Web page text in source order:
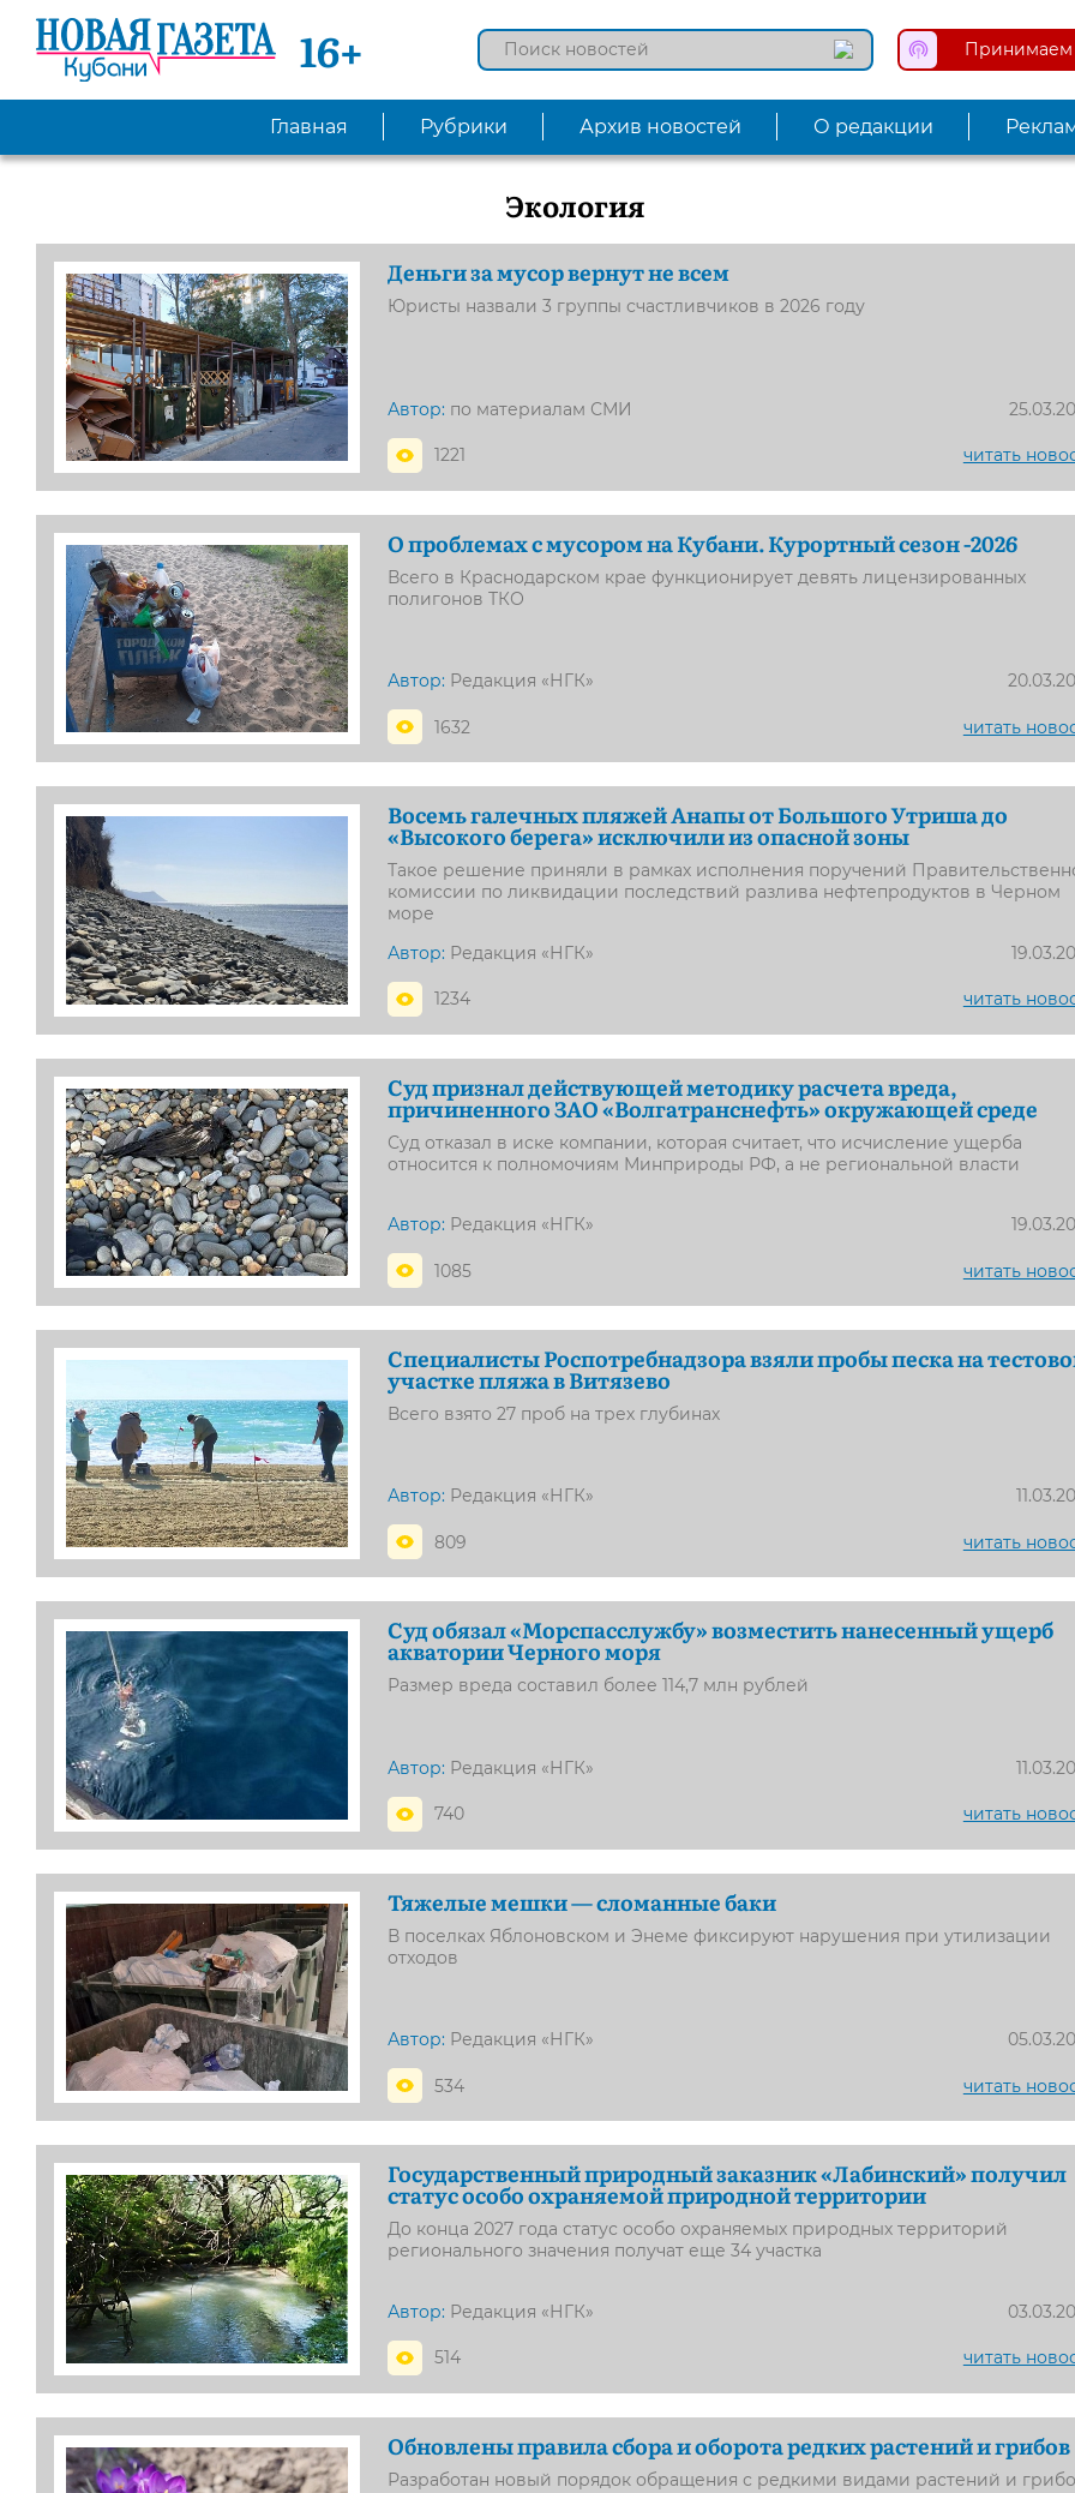
16+ Принимаем
Главная Рубрики Архив новостей О редакции
Экология
Деньги за мусор вернут не всем
Юристы назвали 3 группы счастливчиков в 2026 году
Автор: по материалам СМИ
1221 читать
О проблемах с мусором на Кубани. Курортный сезон -2026
Всего в Краснодарском крае функционирует девять лицензированных
полигонов ТКО
Автор: Редакция «НГК»
1632 читать
Восемь галечных пляжей Анапы от Большого Утриша до
«Высокого берега» исключили из опасной зоны
Такое решение приняли в рамках исполнения поручений
комиссии по ликвидации последствий разлива нефтепродуктов в Черном
море
Автор: Редакция «НГК»
1234 читать
Суд признал действующей методику расчета вреда,
причиненного ЗАО «Волгатранснефть» окружающей среде
Суд отказал в иске компании, которая считает, что исчисление ущерба
относится к полномочиям Минприроды РФ, а не региональной власти
Автор: Редакция «НГК»
1085 читать
Специалисты Роспотребнадзора взяли пробы песка на
участке пляжа в Витязево
Всего взято 27 проб на трех глубинах
Автор: Редакция «НГК»
809 читать
Суд обязал «Морспасслужбу» возместить нанесенный ущерб
акватории Черного моря
Размер вреда составил более 114,7 млн рублей
Автор: Редакция «НГК»
740 читать
Тяжелые мешки — сломанные баки
В поселках Яблоновском и Энеме фиксируют нарушения при утилизации
отходов
Автор: Редакция «НГК»
534 читать
Государственный природный заказник «Лабинский» получил
статус особо охраняемой природной территории
До конца 2027 года статус особо охраняемых природных территорий
регионального значения получат еще 34 участка
Автор: Редакция «НГК»
514 читать
Обновлены правила сбора и оборота редких растений и грибов
Разработан новый порядок обращения с редкими видами растений и